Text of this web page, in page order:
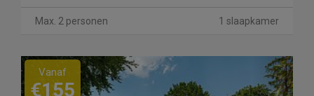
Max. 2 personen 1 slaapkamer
Previous Next
Vanaf
€155